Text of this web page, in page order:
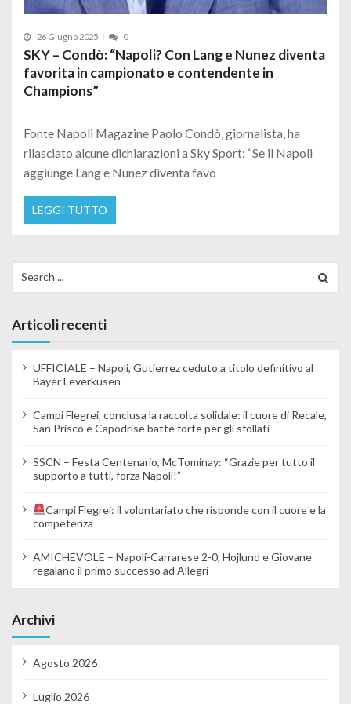
26 Giugno 2025 0
SKY – Condò: “Napoli? Con Lang e Nunez diventa
favorita in campionato e contendente in
Champions”
Fonte Napoli Magazine Paolo Condò, giornalista, ha
rilasciato alcune dichiarazioni a Sky Sport: “Se il Napoli
aggiunge Lang e Nunez diventa favo
LEGGI TUTTO
Articoli recenti
UFFICIALE – Napoli, Gutierrez ceduto a titolo definitivo al
Bayer Leverkusen
Campi Flegrei, conclusa la raccolta solidale: il cuore di Recale,
San Prisco e Capodrise batte forte per gli sfollati
SSCN – Festa Centenario, McTominay: “Grazie per tutto il
supporto a tutti, forza Napoli!”
Campi Flegrei: il volontariato che risponde con il cuore e la
competenza
AMICHEVOLE – Napoli-Carrarese 2-0, Hojlund e Giovane
regalano il primo successo ad Allegri
Archivi
Agosto 2026
Luglio 2026